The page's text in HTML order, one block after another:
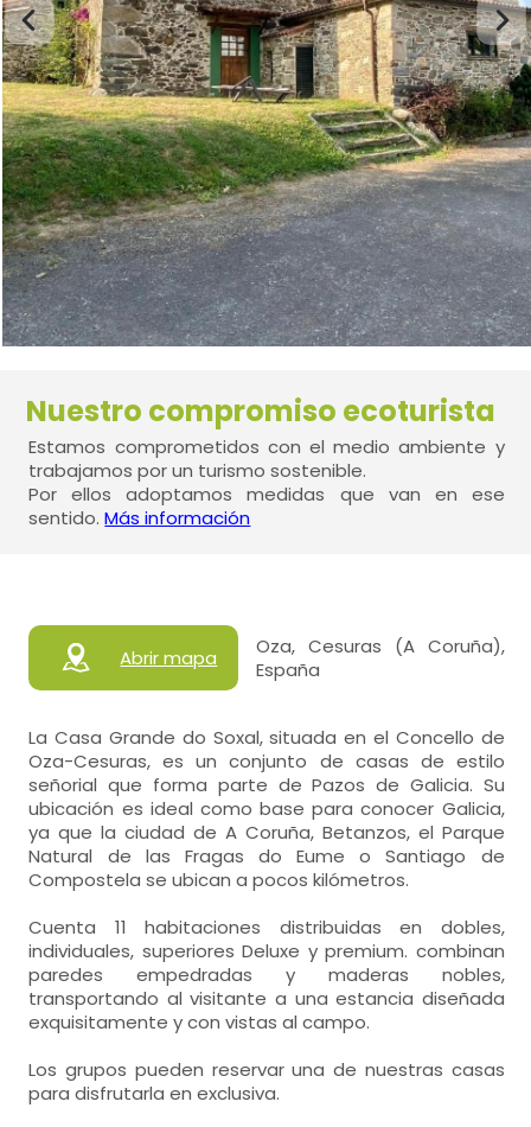
Nuestro compromiso ecoturista
Estamos comprometidos con el medio ambiente y
trabajamos por un turismo sostenible.
Por ellos adoptamos medidas que van en ese
sentido.Más información
Abrir mapa
Oza, Cesuras (A Coruña),
España
La Casa Grande do Soxal, situada en el Concello de
Oza-Cesuras, es un conjunto de casas de estilo
señorial que forma parte de Pazos de Galicia. Su
ubicación es ideal como base para conocer Galicia,
ya que la ciudad de A Coruña, Betanzos, el Parque
Natural de las Fragas do Eume o Santiago de
Compostela se ubican a pocos kilómetros.
Cuenta 11 habitaciones distribuidas en dobles,
individuales, superiores Deluxe y premium. combinan
paredes empedradas y maderas nobles,
transportando al visitante a una estancia diseñada
exquisitamente y con vistas al campo.
Los grupos pueden reservar una de nuestras casas
para disfrutarla en exclusiva.